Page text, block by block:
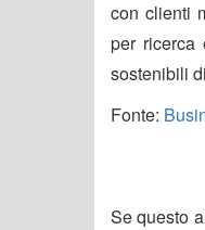
con clienti
per ricerca
sostenibili
Fonte:
Se questo